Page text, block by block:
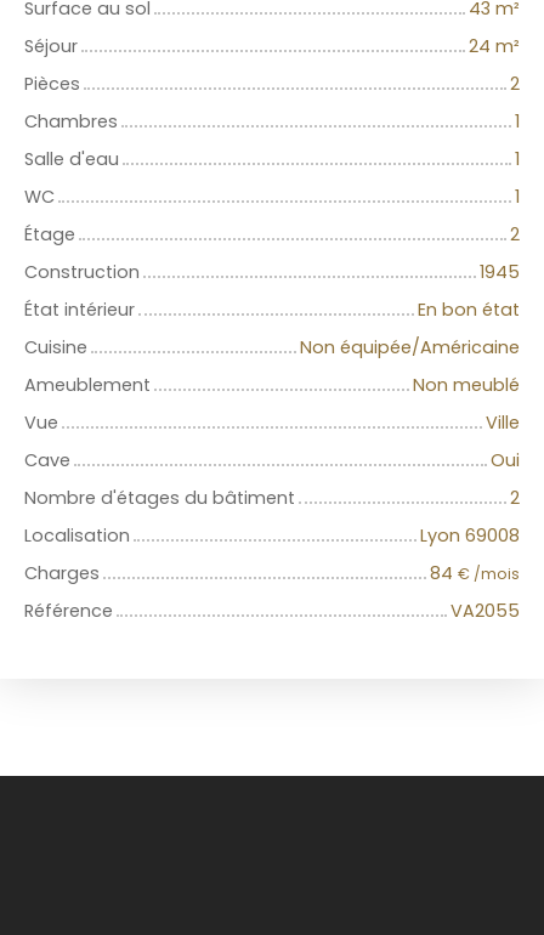
Surface au sol
43 m²
Séjour
24 m²
Pièces
2
Chambres
1
Salle d'eau
1
WC
1
Étage
2
Construction
1945
État intérieur
En bon état
Cuisine
Non équipée/Américaine
Ameublement
Non meublé
Vue
Ville
Cave
Oui
Nombre d'étages du bâtiment
2
Localisation
Lyon 69008
Charges
84 € /mois
Référence VA2055